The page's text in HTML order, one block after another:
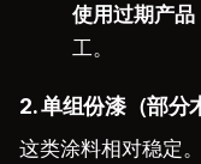
使用过期产品
工。
2. 单组份漆（部分
这类涂料相对稳定